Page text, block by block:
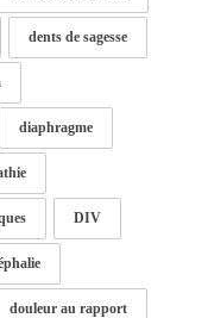
dents de sagesse
diaphragme
DIV
douleur au rapport